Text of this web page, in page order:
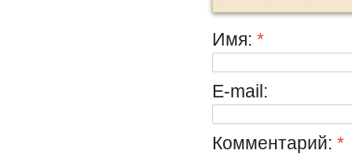
Имя: *
E-mail:
Комментарий: *